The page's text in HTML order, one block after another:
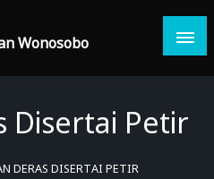
Wonosobo
Disertai Petir
DERAS DISERTAI PETIR